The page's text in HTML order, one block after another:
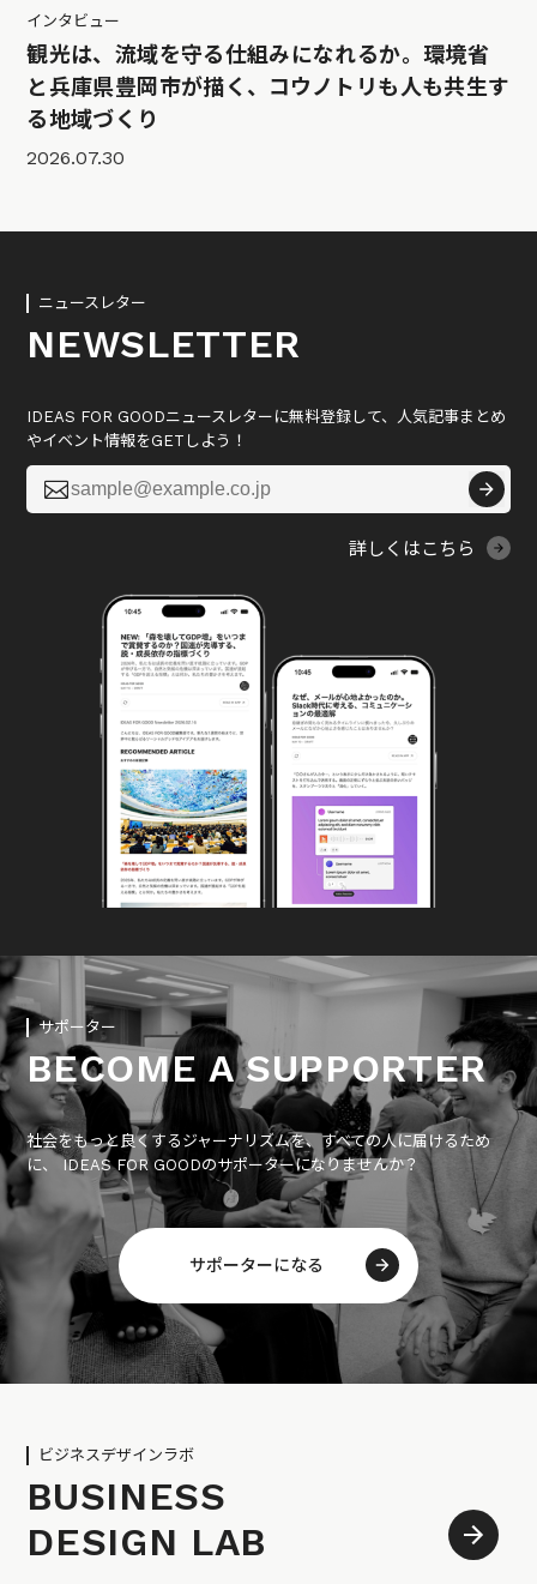
インタビュー
観光は、流域を守る仕組みになれるか。環境省
と兵庫県豊岡市が描く、コウノトリも人も共生す
る地域づくり
2026.07.30
ニュースレター
NEWSLETTER
IDEAS FOR GOODニュースレターに無料登録して、人気記事まとめ
やイベント情報をGETしよう！

詳しくはこちら
サポーター
BECOME A SUPPORTER
社会をもっと良くするジャーナリズムを、すべての人に届けるため
に、 IDEAS FOR GOODのサポーターになりませんか？
サポーターになる
ビジネスデザインラボ
BUSINESS
DESIGN LAB